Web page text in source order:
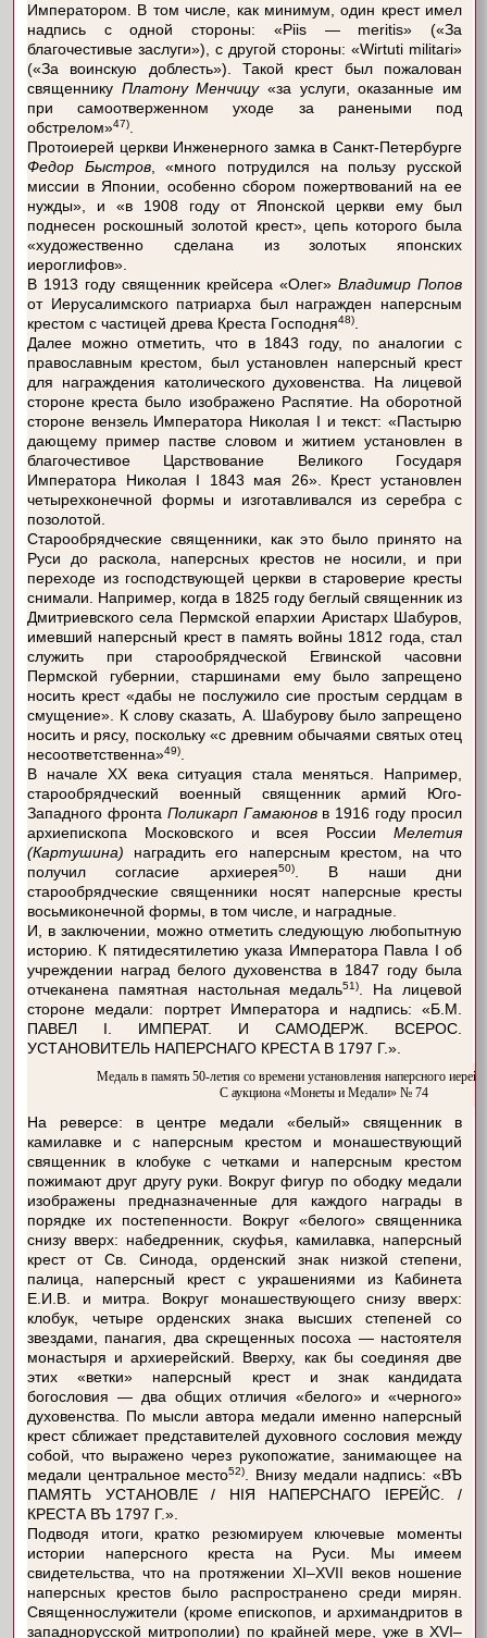
Императором. В том числе, как минимум, один крест имел
надпись с одной стороны: «Piis — meritis» («За
благочестивые заслуги»), с другой стороны: «Wirtuti militari»
(«За воинскую доблесть»). Такой крест был пожалован
священнику Платону Менчицу«за услуги, оказанные им
при самоотверженном уходе за ранеными под
обстрелом»47)
Протоиерей церкви Инженерного замка в Санкт-Петербурге
Федор Быстров, «много потрудился на пользу русской
миссии в Японии, особенно сбором пожертвований на ее
нужды», и «в 1908 году от Японской церкви ему был
поднесен роскошный золотой крест», цепь которого была
«художественно сделана из золотых японских
иероглифов».
В 1913 году священник крейсера «Олег» Владимир Попов
от Иерусалимского патриарха был награжден наперсным
крестом с частицей древа Креста Господня48)
Далее можно отметить, что в 1843 году, по аналогии с
православным крестом, был установлен наперсный крест
для награждения католического духовенства. На лицевой
стороне креста было изображено Распятие. На оборотной
стороне вензель Императора Николая I и текст: «Пастырю
дающему пример пастве словом и житием установлен в
благочестивое Царствование Великого Государя
Императора Николая I 1843 мая 26». Крест установлен
четырехконечной формы и изготавливался из серебра с
позолотой.
Старообрядческие священники, как это было принято на
Руси до раскола, наперсных крестов не носили, и при
переходе из господствующей церкви в староверие кресты
снимали. Например, когда в 1825 году беглый священник из
Дмитриевского села Пермской епархии Аристарх Шабуров,
имевший наперсный крест в память войны 1812 года, стал
служить при старообрядческой Егвинской часовни
Пермской губернии, старшинами ему было запрещено
носить крест «дабы не послужило сие простым сердцам в
смущение». К слову сказать, А. Шабурову было запрещено
носить и рясу, поскольку «с древним обычаями святых отец
несоответственна»49)
В начале XX века ситуация стала меняться. Например,
старообрядческий военный священник армий Юго-
Западного фронта Поликарп Гамаюновв 1916 году просил
архиепископа Московского и всея России Мелетия
(Картушина) наградить его наперсным крестом, на что
получил согласие архиерея50). В наши дни
старообрядческие священники носят наперсные кресты
восьмиконечной формы, в том числе, и наградные.
И, в заключении, можно отметить следующую любопытную
историю. К пятидесятилетию указа Императора Павла I об
учреждении наград белого духовенства в 1847 году была
отчеканена памятная настольная медаль51)
. На лицевой
стороне медали: портрет Императора и надпись: «Б.М.
ПАВЕЛ I. ИМПЕРАТ. И САМОДЕРЖ. ВСЕРОС.
УСТАНОВИТЕЛЬ НАПЕРСНАГО КРЕСТА В 1797 Г.».
Медаль в память 50-летия со времени установления наперсного
С аукциона «Монеты и Медали» № 74
На реверсе: в центре медали «белый» священник в
камилавке и с наперсным крестом и монашествующий
священник в клобуке с четками и наперсным крестом
пожимают друг другу руки. Вокруг фигур по ободку медали
изображены предназначенные для каждого награды в
порядке их постепенности. Вокруг «белого» священника
снизу вверх: набедренник, скуфья, камилавка, наперсный
крест от Св. Синода, орденский знак низкой степени,
палица, наперсный крест с украшениями из Кабинета
Е.И.В. и митра. Вокруг монашествующего снизу вверх:
клобук, четыре орденских знака высших степеней со
звездами, панагия, два скрещенных посоха — настоятеля
монастыря и архиерейский. Вверху, как бы соединяя две
этих «ветки» наперсный крест и знак кандидата
богословия — два общих отличия «белого» и «черного»
духовенства. По мысли автора медали именно наперсный
крест сближает представителей духовного сословия между
собой, что выражено через рукопожатие, занимающее на
медали центральное место52)
. Внизу медали надпись: «ВЪ
ПАМЯТЬ УСТАНОВЛЕ / НIЯ НАПЕРСНАГО IЕРЕЙС. /
КРЕСТА ВЪ 1797 Г.».
Подводя итоги, кратко резюмируем ключевые моменты
истории наперсного креста на Руси. Мы имеем
свидетельства, что на протяжении XI–XVII веков ношение
наперсных крестов было распространено среди мирян.
Священнослужители (кроме епископов, и архимандритов в
западнорусской митрополии) по крайней мере, уже в XVI–